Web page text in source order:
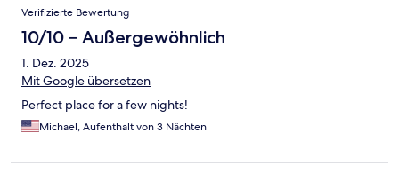
Verifizierte Bewertung
10/10 – Außergewöhnlich
1. Dez. 2025
Mit Google übersetzen
Perfect place for a few nights!
Michael, Aufenthalt von 3 Nächten